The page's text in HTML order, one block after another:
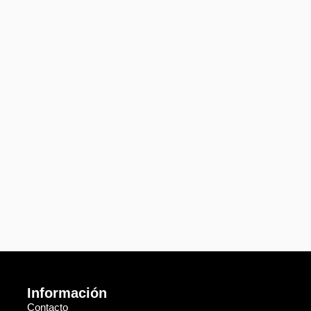
Información
Contacto